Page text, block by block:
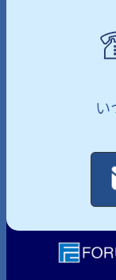
い